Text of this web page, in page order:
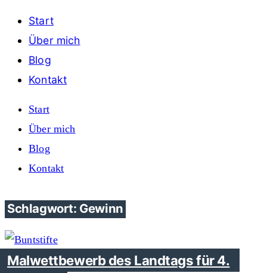
Start
Über mich
Blog
Kontakt
Start
Über mich
Blog
Kontakt
Schlagwort: Gewinn
Malwettbewerb des Landtags für 4.